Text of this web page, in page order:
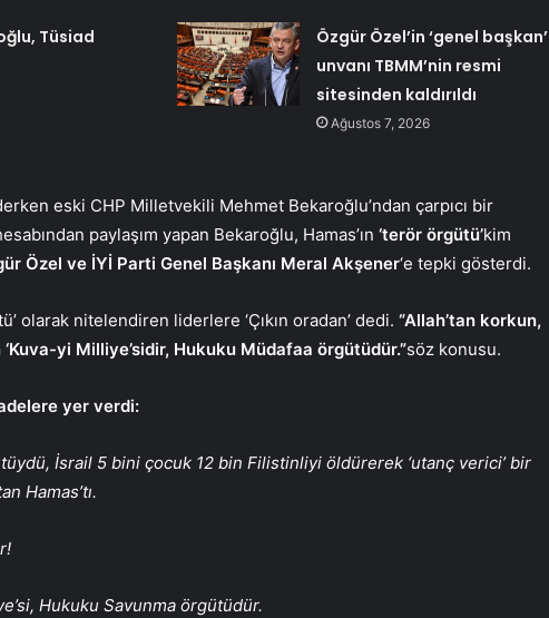
Tüsiad
Özgür Özel’in ‘genel başkan’
unvanı TBMM’nin resmi
sitesinden kaldırıldı
Ağustos 7, 2026
eski CHP Milletvekili Mehmet Bekaroğlu’ndan çarpıcı bir
paylaşım yapan Bekaroğlu, Hamas’ın ‘terör örgütü’kim
Özel ve İYİ Parti Genel Başkanı Meral Akşener‘e tepki gösterdi.
olarak nitelendiren liderlere ‘Çıkın oradan’ dedi. “Allah’tan korkun,
yi Milliye’sidir, Hukuku Müdafaa örgütüdür.”söz konusu.
yer verdi:
İsrail 5 bini çocuk 12 bin Filistinliyi öldürerek ‘utanç verici’ bir
Hamas’tı.
Hukuku Savunma örgütüdür.